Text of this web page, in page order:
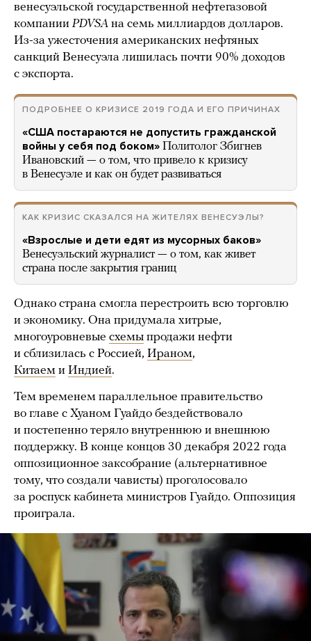
венесуэльской государственной нефтегазовой
компании PDVSA на семь миллиардов долларов.
Из-за ужесточения американских нефтяных
санкций Венесуэла лишилась почти 90% доходов
с экспорта.
ПОДРОБНЕЕ О КРИЗИСЕ 2019 ГОДА И ЕГО ПРИЧИНАХ
«США постараются не допустить гражданской
войны у себя под боком» Политолог Збигнев
Ивановский — о том, что привело к кризису
в Венесуэле и как он будет развиваться
КАК КРИЗИС СКАЗАЛСЯ НА ЖИТЕЛЯХ ВЕНЕСУЭЛЫ?
«Взрослые и дети едят из мусорных баков»
Венесуэльский журналист — о том, как живет
страна после закрытия границ
Однако страна смогла перестроить всю торговлю
и экономику. Она придумала хитрые,
многоуровневые схемы продажи нефти
и сблизилась с Россией, Ираном,
Китаем и Индией.
Тем временем параллельное правительство
во главе с Хуаном Гуайдо бездействовало
и постепенно теряло внутреннюю и внешнюю
поддержку. В конце концов 30 декабря 2022 года
оппозиционное заксобрание (альтернативное
тому, что создали чависты) проголосовало
за роспуск кабинета министров Гуайдо. Оппозиция
проиграла.